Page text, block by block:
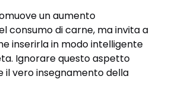
un aumento
consumo di carne, ma invita a
inserirla in modo intelligente
Ignorare questo aspetto
il vero insegnamento della